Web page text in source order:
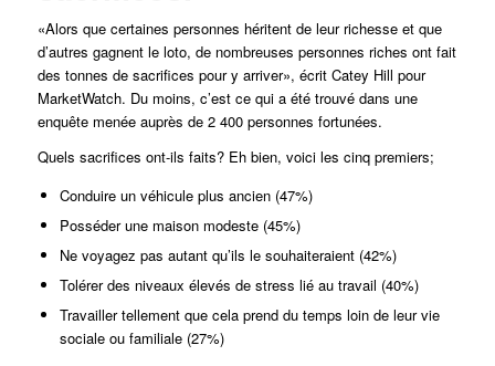
«Alors que certaines personnes héritent de leur richesse et que
d’autres gagnent le loto, de nombreuses personnes riches ont fait
des tonnes de sacrifices pour y arriver», écrit Catey Hill pour
MarketWatch. Du moins, c’est ce qui a été trouvé dans une
enquête menée auprès de 2 400 personnes fortunées.
Quels sacrifices ont-ils faits? Eh bien, voici les cinq premiers;
Conduire un véhicule plus ancien (47%)
Posséder une maison modeste (45%)
Ne voyagez pas autant qu’ils le souhaiteraient (42%)
Tolérer des niveaux élevés de stress lié au travail (40%)
Travailler tellement que cela prend du temps loin de leur vie
sociale ou familiale (27%)